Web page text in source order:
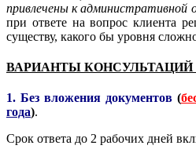
привлечены к административной
при ответе на вопрос клиента
существу, какого бы уровня
ВАРИАНТЫ
1. Без вложения документов(
года).
Срок ответа до 2 рабочих дней